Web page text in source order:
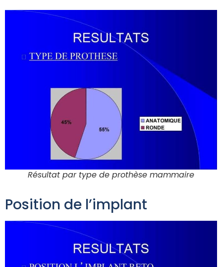
Résultat par type de prothèse mammaire
Position de l’implant